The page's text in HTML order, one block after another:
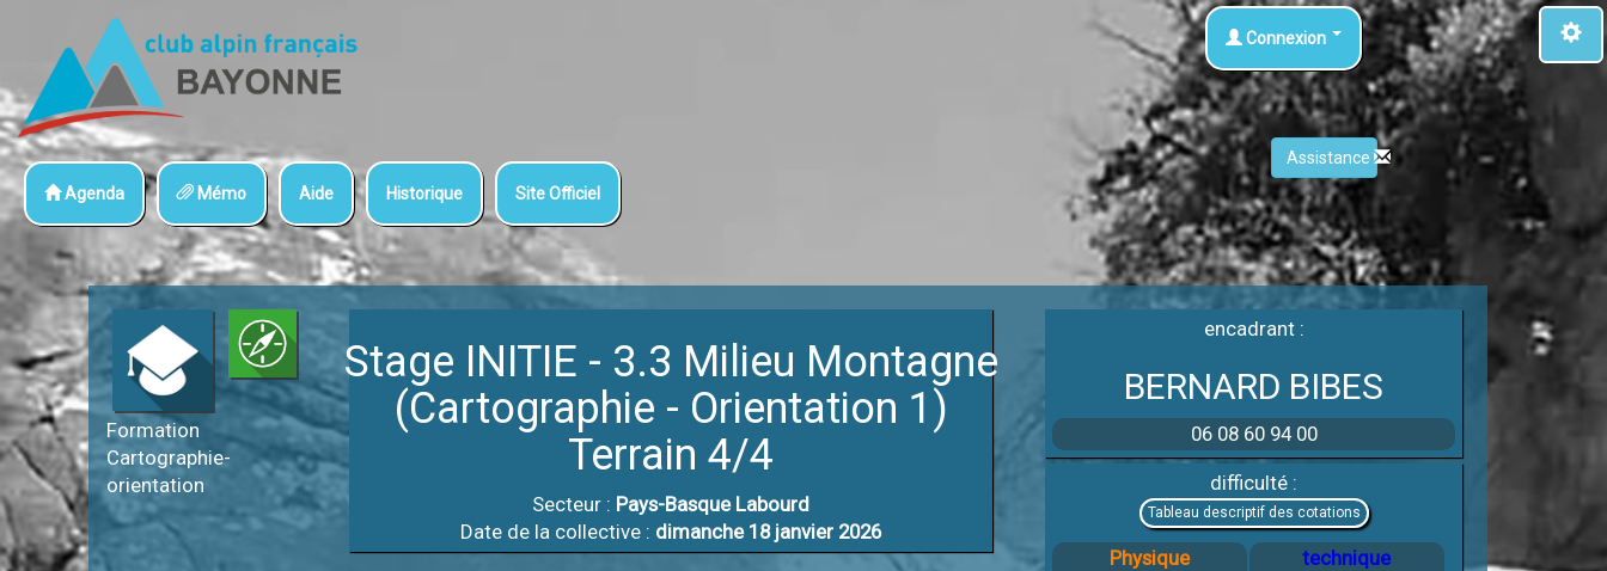
Connexion
Agenda Mémo Aide Historique Site Officiel
Assistance
Formation
Cartographie-
orientation
Stage INITIE - 3.3 Milieu Montagne
(Cartographie - Orientation 1)
Terrain 4/4
Secteur : Pays-Basque Labourd
Date de la collective : dimanche 18 janvier 2026
encadrant :
BERNARD BIBES
06 08 60 94 00
difficulté :
Tableau descriptif des cotations
Physique
technique